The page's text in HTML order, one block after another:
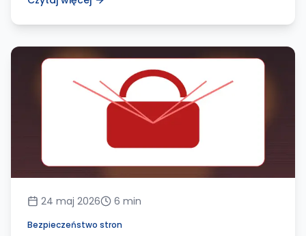
24 maj 2026 6 min
Bezpieczeństwo stron